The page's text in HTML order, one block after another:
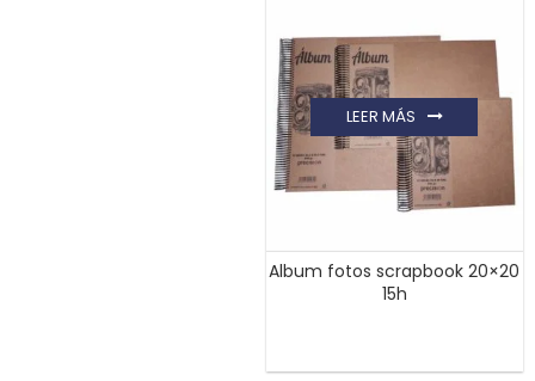
Album fotos scrapbook 20×20
15h
LEER MÁS